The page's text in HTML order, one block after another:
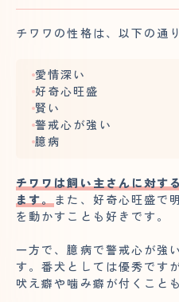
チワワの性格は、以下の通
愛情深い
好奇心旺盛
賢い
警戒心が強い
臆病
チワワは飼い主さんに対す
ます。 また、好奇心旺盛で
を動かすことも好きです。
一方で、臆病で警戒心が強
す。番犬としては優秀です
吠え癖や噛み癖が付くこと